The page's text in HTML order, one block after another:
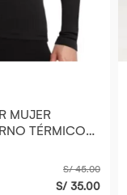
MUJER
TÉRMICO
S/ 45.00
S/ 35.00